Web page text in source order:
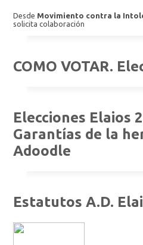
Desde Movimiento contra la
solicita colaboración
COMO VOTAR.
Elecciones Elaios
Garantías de la
Adoodle
Estatutos A.D.